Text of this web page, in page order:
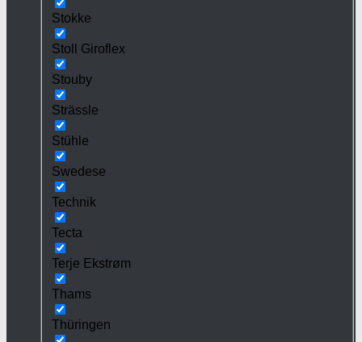
Stokke
Stoll Giroflex
Stouby
Strässle
Stühle
Swedese
Technik
Tecta
Terje Ekstrøm
Thams
Thüringen